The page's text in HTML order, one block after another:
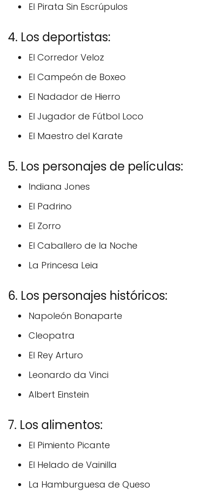
El Pirata Sin Escrúpulos
4. Los deportistas:
El Corredor Veloz
El Campeón de Boxeo
El Nadador de Hierro
El Jugador de Fútbol Loco
El Maestro del Karate
5. Los personajes de películas:
Indiana Jones
El Padrino
El Zorro
El Caballero de la Noche
La Princesa Leia
6. Los personajes históricos:
Napoleón Bonaparte
Cleopatra
El Rey Arturo
Leonardo da Vinci
Albert Einstein
7. Los alimentos:
El Pimiento Picante
El Helado de Vainilla
La Hamburguesa de Queso